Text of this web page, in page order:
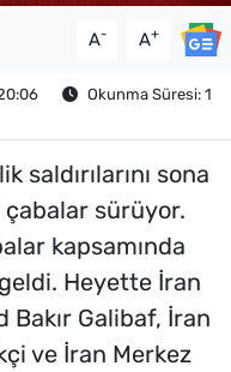
A- A+
Okunma Süresi: 1
saldırılarını sona
sürüyor.
kapsamında
Heyette İran
Bakır Galibaf, İran
ve İran Merkez